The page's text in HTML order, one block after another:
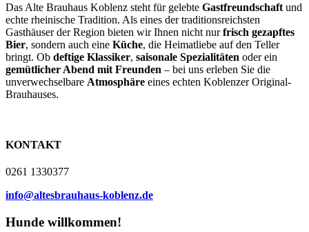
Das Alte Brauhaus Koblenz steht für gelebte Gastfreundschaft und
echte rheinische Tradition. Als eines der traditionsreichsten
Gasthäuser der Region bieten wir Ihnen nicht nurfrisch gezapftes
Bier, sondern auch eine Küche, die Heimatliebe auf den Teller
bringt. Ob deftige Klassiker, saisonale Spezialitäten oder ein
gemütlicher Abend mit Freunden – bei uns erleben Sie die
unverwechselbare Atmosphäre eines echten Koblenzer Original-
Brauhauses.
KONTAKT
0261 1330377
info@altesbrauhaus-koblenz.de
Hunde willkommen!